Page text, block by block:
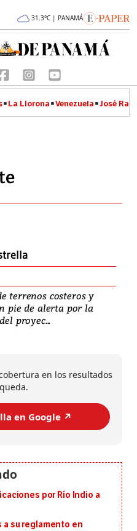
31.3°C | PANAMÁ
La Llorona Venezuela José
terrenos costeros y
pie de alerta por la
proyec...
en los resultados
en Google ↗️
por Río Indio a
a su reglamento en